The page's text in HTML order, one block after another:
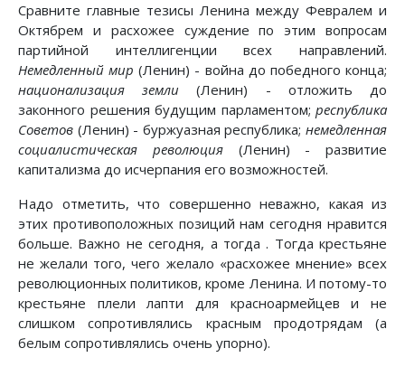
Сравните главные тезисы Ленина между Февралем и
Октябрем и расхожее суждение по этим вопросам
партийной интеллигенции всех направлений.
Немедленный мир (Ленин) - война до победного конца;
национализация земли (Ленин) - отложить до
законного решения будущим парламентом; республика
Советов (Ленин) - буржуазная республика; немедленная
социалистическая революция(Ленин) - развитие
капитализма до исчерпания его возможностей.
Надо отметить, что совершенно неважно, какая из
этих противоположных позиций нам сегодня нравится
больше. Важно не сегодня, а тогда . Тогда крестьяне
не желали того, чего желало «расхожее мнение» всех
революционных политиков, кроме Ленина. И потому-то
крестьяне плели лапти для красноармейцев и не
слишком сопротивлялись красным продотрядам (а
белым сопротивлялись очень упорно).